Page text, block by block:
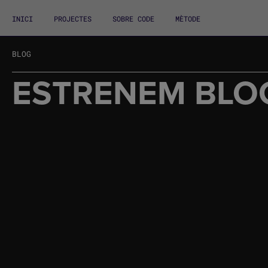
INICI PROJECTES SOBRE CODE MÈTODE
BLOG
ESTRENEM